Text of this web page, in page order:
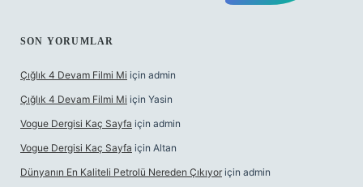
SON YORUMLAR
Çığlık 4 Devam Filmi Mi için admin
Çığlık 4 Devam Filmi Mi için Yasin
Vogue Dergisi Kaç Sayfa için admin
Vogue Dergisi Kaç Sayfa için Altan
Dünyanın En Kaliteli Petrolü Nereden Çıkıyor için admin